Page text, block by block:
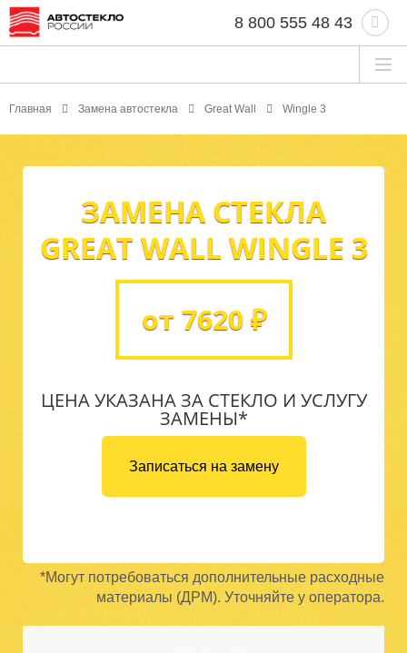
8 800 555 48 43
Главная Замена автостекла Great Wall Wingle 3
ЗАМЕНА СТЕКЛА
GREAT WALL WINGLE 3
от 7620 ₽
ЦЕНА УКАЗАНА ЗА СТЕКЛО И УСЛУГУ
ЗАМЕНЫ*
Записаться на замену
*Могут потребоваться дополнительные расходные
материалы (ДРМ). Уточняйте у оператора.